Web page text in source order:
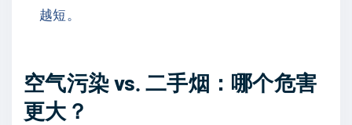
越短。
空气污染 vs. 二手烟：哪个危害
更大？